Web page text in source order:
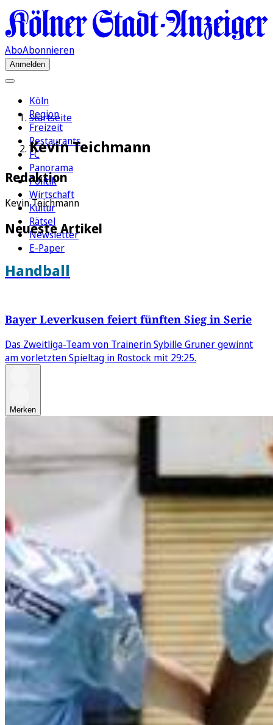
AboAbonnieren
Anmelden
Köln
Region
Freizeit
Restaurants
FC
Panorama
Politik
Wirtschaft
Kultur
Rätsel
Newsletter
E-Paper
Startseite
Kevin Teichmann
Redaktion
Kevin Teichmann
Neueste Artikel
Handball
Bayer Leverkusen feiert fünften Sieg in Serie
Das Zweitliga-Team von Trainerin Sybille Gruner gewinnt
am vorletzten Spieltag in Rostock mit 29:25.
Merken